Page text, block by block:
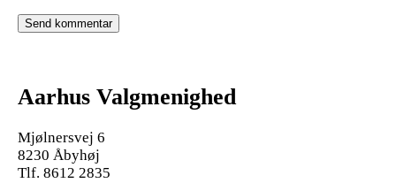
Aarhus Valgmenighed
Mjølnersvej 6
8230 Åbyhøj
Tlf. 8612 2835